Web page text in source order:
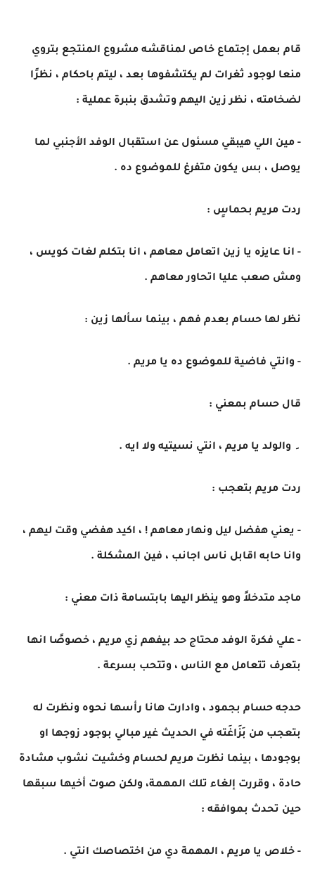
قام بعمل إجتماع خاص لمناقشه مشروع المنتجع بتروي
منعا لوجود ثغرات لم يكتشفوها بعد ، ليتم باحكام ، نظرًا
لضخامته ، نظر زين اليهم وتشدق بنبرة عملية :
- مين اللي هيبقي مسئول عن استقبال الوفد الأجنبي لما
يوصل ، بس يكون متفرغ للموضوع ده .
ردت مريم بحماسٍ :
- انا عايزه يا زين اتعامل معاهم ، انا بتكلم لغات كويس ،
ومش صعب عليا اتحاور معاهم .
نظر لها حسام بعدم فهم ، بينما سألها زين :
- وانتي فاضية للموضوع ده يا مريم .
قال حسام بمعني :
۔ والولد يا مريم ، انتي نسيتيه ولا ايه .
ردت مريم بتعجب :
- يعني هفضل ليل ونهار معاهم ! ، اكيد هفضي وقت ليهم ،
وانا حابه اقابل ناس اجانب ، فين المشكلة .
ماجد متدخلاً وهو ينظر اليها بابتسامة ذات معني :
- علي فكرة الوفد محتاج حد بيفهم زي مريم ، خصوصًا انها
بتعرف تتعامل مع الناس ، وتتحب بسرعة .
حدجه حسام بجمود ، وادارت هانا رأسها نحوه ونظرت له
بتعجب من بَزَاغَته في الحديث غير مبالي بوجود زوجها او
بوجودها ، بينما نظرت مريم لحسام وخشيت نشوب مشادة
حادة ، وقررت إلغاء تلك المهمة، ولكن صوت أخيها سبقها
حين تحدث بموافقه :
- خلاص يا مريم ، المهمة دي من اختصاصك انتي .